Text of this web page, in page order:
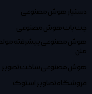
دستیار هوش مصنوعی
چت بات هوش مصنوعی
هوش مصنوعی پیشرفته مولد
متن
هوش مصنوعی ساخت تصویر
فروشگاه تصاویر استوک